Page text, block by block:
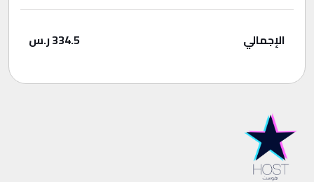
الإجمالي 334.5ر.س